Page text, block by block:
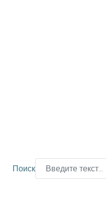
Поиск